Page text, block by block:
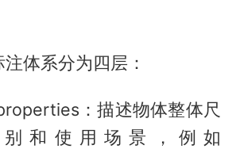
体系分为四层：
：描述物体整体尺
和使用场景，例如